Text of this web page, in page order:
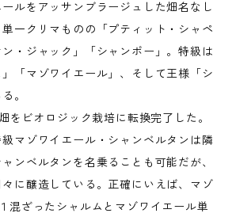
ルをアッサンブラージュした畑名なし
一クリマものの「プティット・シャペ
・ジャック」「シャンポー」。特級は
」「マゾワイエール」、そして王様「シ
。
をビオロジック栽培に転換完了した。
マゾワイエール・シャンベルタンは隣
ンベルタンを名乗ることも可能だが、
に醸造している。正確にいえば、マゾ
混ざったシャルムとマゾワイエール単